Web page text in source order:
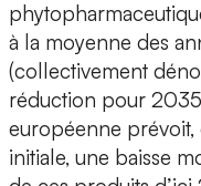
à la moyenne des
(collectivement
réduction pour
européenne prévoit,
initiale, une baisse